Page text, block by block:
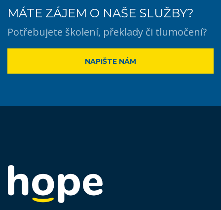
MÁTE ZÁJEM O NAŠE SLUŽBY?
Potřebujete školení, překlady či tlumočení?
NAPIŠTE NÁM